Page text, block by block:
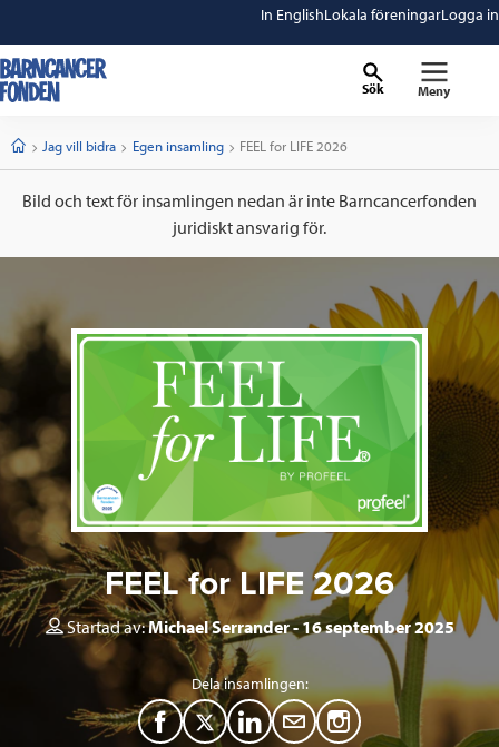
In EnglishLokala föreningarLogga in
Sök Meny
StartJag vill bidra Egen insamling Current:
FEEL for LIFE 2026
Bild och text för insamlingen nedan är inte Barncancerfonden
juridiskt ansvarig för.
FEEL for LIFE 2026
Startad av:Michael Serrander 16 september 2025
Dela insamlingen:
F
T
L
M